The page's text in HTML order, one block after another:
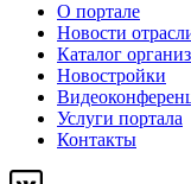
О портале
Новости
Каталог
Новостройки
Услуги портала
Контакты